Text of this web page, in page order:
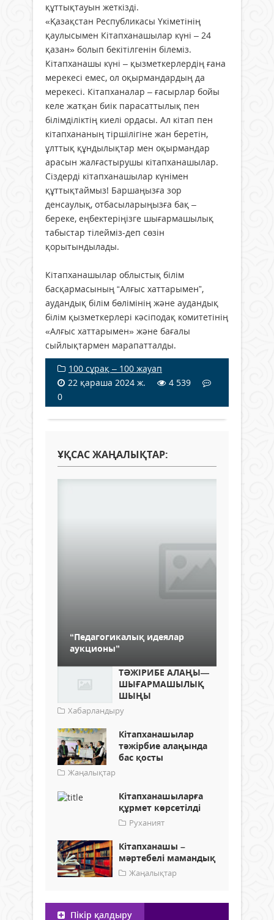
құттықтауын жеткізді.
«Қазақстан Республикасы Үкіметінің
қаулысымен Кітапханашылар күні – 24
қазан» болып бекітілгенін білеміз.
Кітапханашы күні – қызметкерлердің ғана
мерекесі емес, ол оқырмандардың да
мерекесі. Кітапханалар – ғасырлар бойы
келе жатқан биік парасаттылық пен
білімділіктің киелі ордасы. Ал кітап пен
кітапхананың тіршілігіне жан беретін,
ұлттық құндылықтар мен оқырмандар
арасын жалғастырушы кітапханашылар.
Сіздерді кітапханашылар күнімен
құттықтаймыз! Баршаңызға зор
денсаулық, отбасыларыңызға бақ –
береке, еңбектеріңізге шығармашылық
табыстар тілейміз-деп сөзін
қорытындылады.
Кітапханашылар облыстық білім
басқармасының “Алғыс хаттарымен”,
аудандық білім бөлімінің және аудандық
білім қызметкерлері кәсіподақ комитетінің
«Алғыс хаттарымен» және бағалы
сыйлықтармен марапатталды.
100 сұрақ – 100 жауап
22 қараша 2024 ж.
4 539
0
ҰҚСАС ЖАҢАЛЫҚТАР:
“Педагогикалық идеялар
аукционы”
ТӘЖІРИБЕ АЛАҢЫ—
ШЫҒАРМАШЫЛЫҚ
ШЫҢЫ
Хабарландыру
Кітапханашылар
тәжірбие алаңында
бас қосты
Жаңалықтар
Кітапханашыларға
құрмет көрсетілді
Руханият
Кітапханашы –
мәртебелі мамандық
Жаңалықтар
Пікір қалдыру